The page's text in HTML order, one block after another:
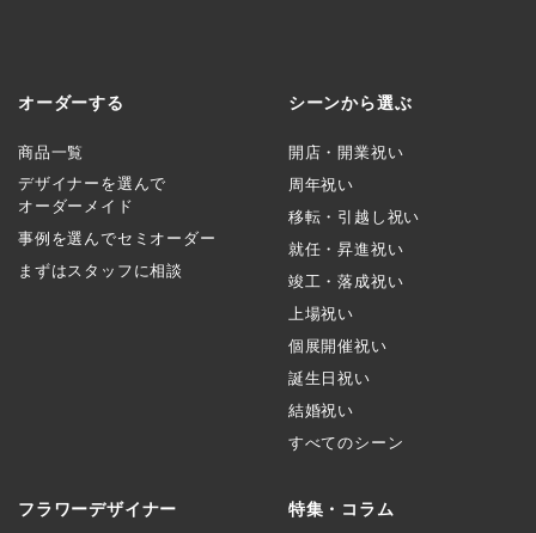
オーダーする
商品一覧
デザイナーを選んで
オーダーメイド
事例を選んでセミオーダー
まずはスタッフに相談
シーンから選ぶ
開店・開業祝い
周年祝い
移転・引越し祝い
就任・昇進祝い
竣工・落成祝い
上場祝い
個展開催祝い
誕生日祝い
結婚祝い
すべてのシーン
フラワーデザイナー 特集・コラム